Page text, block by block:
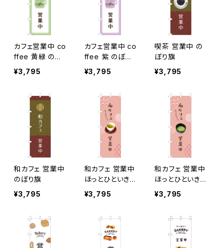
カフェ営業中 co
ffee 黄緑 のぼ
り旗
¥3,795
カフェ営業中 co
ffee 紫 のぼり
旗
¥3,795
喫茶 営業中 の
ぼり旗
¥3,795
和カフェ 営業中
のぼり旗
¥3,795
和カフェ 営業中
ほっとひといき…
緑茶 のぼり旗
¥3,795
和カフェ 営業中
ほっとひといき…
抹茶 のぼり旗
¥3,795